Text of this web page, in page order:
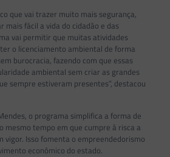
que vai trazer muito mais segurança,
mais fácil a vida do cidadão e das
vai permitir que muitas atividades
o licenciamento ambiental de forma
burocracia, fazendo com que essas
ambiental sem criar as grandes
sempre estiveram presentes”, destacou
o programa simplifica a forma de
mesmo tempo em que cumpre à risca a
vigor. Isso fomenta o empreendedorismo
econômico do estado.